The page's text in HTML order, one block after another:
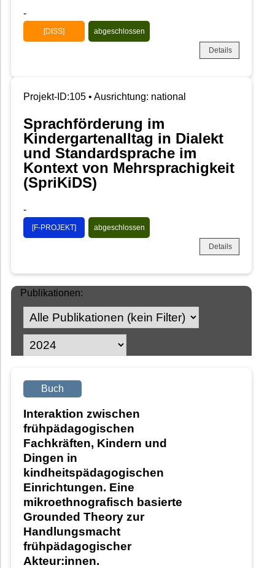
-
[DISS] abgeschlossen
Details
Projekt-ID:105 • Ausrichtung: national
Sprachförderung im
Kindergartenalltag in Dialekt
und Standardsprache im
Kontext von Mehrsprachigkeit
(SpriKiDS)
-
[F-PROJEKT] abgeschlossen
Details
Publikationen:
Buch
Interaktion zwischen
frühpädagogischen
Fachkräften, Kindern und
Dingen in
kindheitspädagogischen
Einrichtungen. Eine
mikroethnografisch basierte
Grounded Theory zur
Handlungsmacht
frühpädagogischer
Akteur:innen.